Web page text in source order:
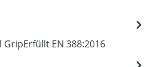
EN 388:2016